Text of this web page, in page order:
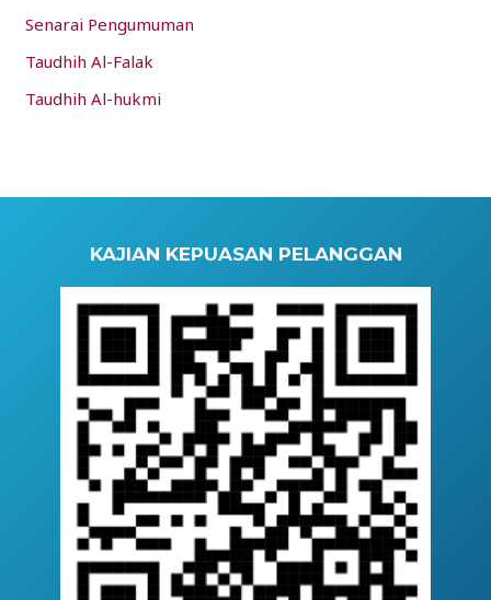
Senarai Pengumuman
Taudhih Al-Falak
Taudhih Al-hukmi
KAJIAN KEPUASAN PELANGGAN